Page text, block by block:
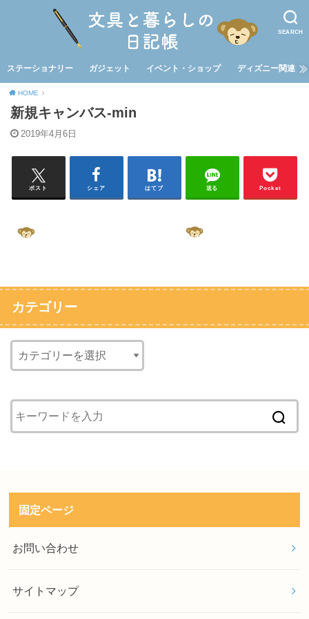
SEARCH
ステーショナリー ガジェット イベント・ショップ ディズニー関連
HOME
新規キャンバス-min
2019年4月6日
ポスト シェア はてブ 送る Pocket
カテゴリー
固定ページ
お問い合わせ
サイトマップ